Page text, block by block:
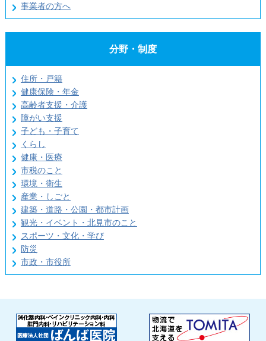
事業者の方へ
分野・制度
住所・戸籍
健康保険・年金
高齢者支援・介護
障がい支援
子ども・子育て
くらし
健康・医療
市税のこと
環境・衛生
産業・しごと
建築・道路・公園・都市計画
観光・イベント・北見市のこと
スポーツ・文化・学び
防災
市政・市役所